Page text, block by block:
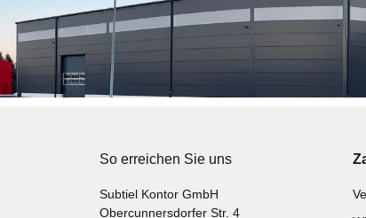
So erreichen Sie uns
Subtiel Kontor GmbH
Obercunnersdorfer Str. 4